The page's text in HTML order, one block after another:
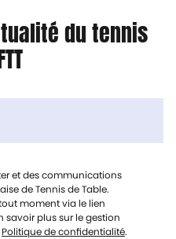
du tennis
et des communications
de Tennis de Table.
moment via le lien
savoir plus sur le gestion
Politique de confidentialité.